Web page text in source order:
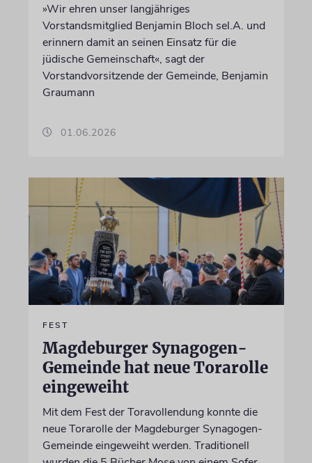
»Wir ehren unser langjähriges
Vorstandsmitglied Benjamin Bloch sel.A. und
erinnern damit an seinen Einsatz für die
jüdische Gemeinschaft«, sagt der
Vorstandvorsitzende der Gemeinde, Benjamin
Graumann
01.06.2026
FEST
Magdeburger Synagogen-
Gemeinde hat neue Torarolle
eingeweiht
Mit dem Fest der Toravollendung konnte die
neue Torarolle der Magdeburger Synagogen-
Gemeinde eingeweiht werden. Traditionell